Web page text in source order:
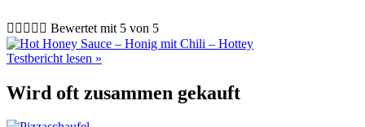
     Bewertet mit 5 von 5
Testbericht lesen »
Wird oft zusammen gekauft